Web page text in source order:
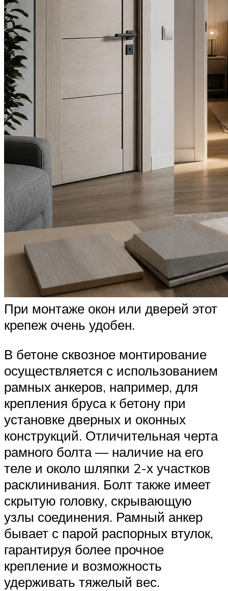
При монтаже окон или дверей этот
крепеж очень удобен.
В бетоне сквозное монтирование
осуществляется с использованием
рамных анкеров, например, для
крепления бруса к бетону при
установке дверных и оконных
конструкций. Отличительная черта
рамного болта — наличие на его
теле и около шляпки 2-х участков
расклинивания. Болт также имеет
скрытую головку, скрывающую
узлы соединения. Рамный анкер
бывает с парой распорных втулок,
гарантируя более прочное
крепление и возможность
удерживать тяжелый вес.